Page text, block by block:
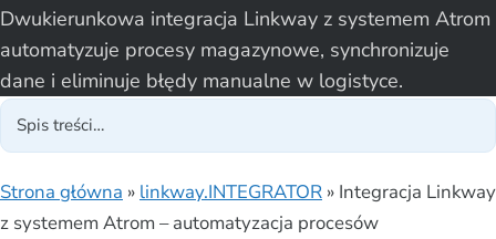
Dwukierunkowa integracja Linkway z systemem Atrom
automatyzuje procesy magazynowe, synchronizuje
dane i eliminuje błędy manualne w logistyce.
Strona główna » linkway.INTEGRATOR » Integracja Linkway
z systemem Atrom – automatyzacja procesów